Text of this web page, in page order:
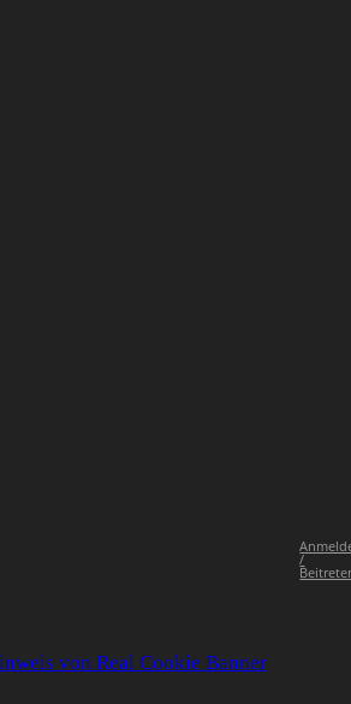
/
von Real Cookie Banner